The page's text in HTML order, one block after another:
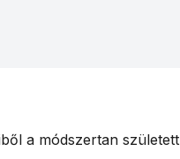
a módszertan született